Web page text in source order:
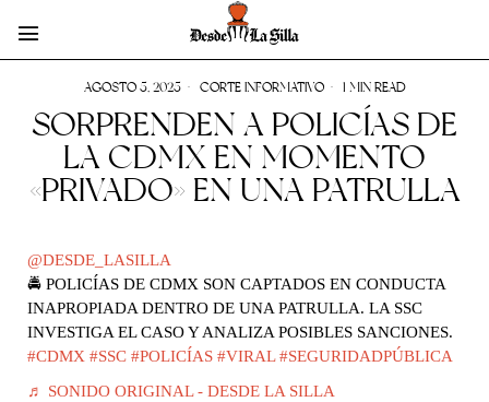
AGOSTO 5, 2025 CORTE INFORMATIVO 1 MIN READ
SORPRENDEN A POLICÍAS DE
LA CDMX EN MOMENTO
«PRIVADO» EN UNA PATRULLA
@DESDE_LASILLA
🚔 POLICÍAS DE CDMX SON CAPTADOS EN CONDUCTA
INAPROPIADA DENTRO DE UNA PATRULLA. LA SSC
INVESTIGA EL CASO Y ANALIZA POSIBLES SANCIONES.
#CDMX #SSC #POLICÍAS #VIRAL #SEGURIDADPÚBLICA
♬ SONIDO ORIGINAL - DESDE LA SILLA